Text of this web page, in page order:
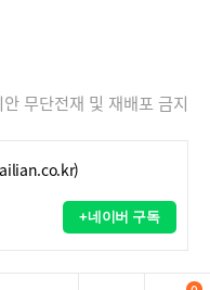
무단전재 및 재배포 금지
+네이버 구독